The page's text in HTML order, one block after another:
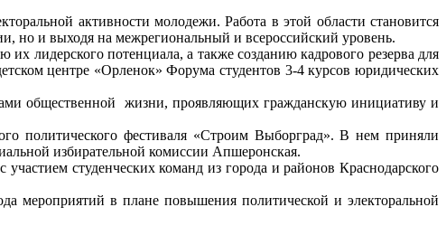
активности молодежи. Работа в этой области становится
но и выходя на межрегиональный и всероссийский уровень.
лидерского потенциала, а также созданию кадрового резерва для
центре «Орленок» Форума студентов 3-4 курсов юридических
общественной жизни, проявляющих гражданскую инициативу и
политического фестиваля «Строим Выборград». В нем приняли
избирательной комиссии Апшеронская.
студенческих команд из города и районов Краснодарского
мероприятий в плане повышения политической и электоральной